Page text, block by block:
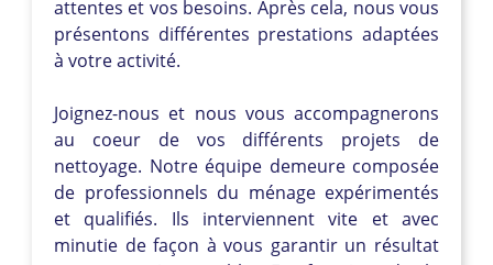
attentes et vos besoins. Après cela, nous vous
présentons différentes prestations adaptées
à votre activité.
Joignez-nous et nous vous accompagnerons
au coeur de vos différents projets de
nettoyage. Notre équipe demeure composée
de professionnels du ménage expérimentés
et qualifiés. Ils interviennent vite et avec
minutie de façon à vous garantir un résultat